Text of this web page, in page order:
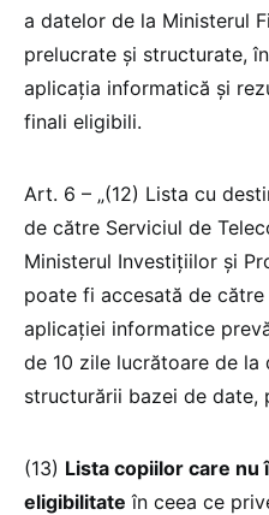
a datelor de la Ministerul
prelucrate și structurate,
aplicația informatică și
finali eligibili.
Art. 6 – „(12) Lista cu
de către Serviciul de
Ministerul Investiţiilor şi
poate fi accesată de
aplicației informatice
de 10 zile lucrătoare de la
structurării bazei de date,
(13) Lista copiilor care nu
eligibilitate în ceea ce